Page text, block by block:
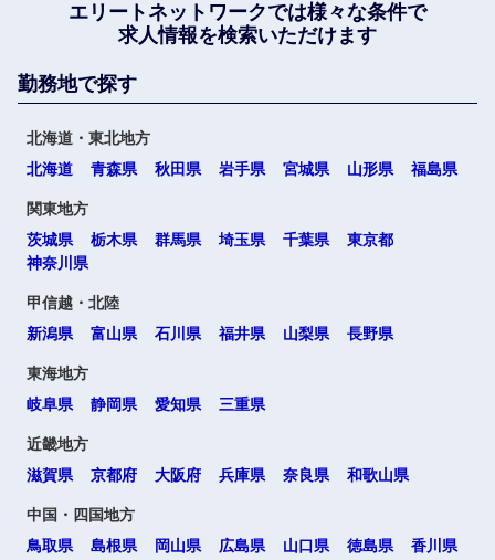
エリートネットワークでは様々な条件で
求人情報を検索いただけます
勤務地で探す
北海道・東北地方
北海道
青森県 秋田県 岩手県 宮城県 山形県 福島県
関東地方
茨城県
栃木県 群馬県 埼玉県 千葉県
東京都
神奈川県
甲信越・北陸
新潟県
富山県 石川県 福井県 山梨県 長野県
東海地方
岐阜県
静岡県 愛知県 三重県
近畿地方
滋賀県
京都府 大阪府 兵庫県 奈良県 和歌山県
中国・四国地方
鳥取県
島根県 岡山県 広島県 山口県 徳島県
香川県